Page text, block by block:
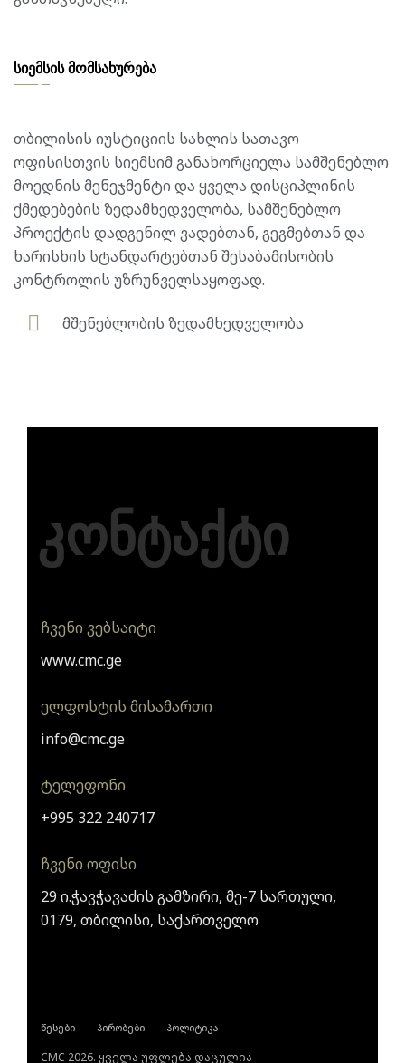
სიემსის მომსახურება
თბილისის იუსტიციის სახლის სათავო
ოფისისთვის სიემსიმ განახორციელა სამშენებლო
მოედნის მენეჯმენტი და ყველა დისციპლინის
ქმედებების ზედამხედველობა, სამშენებლო
პროექტის დადგენილ ვადებთან, გეგმებთან და
ხარისხის სტანდარტებთან შესაბამისობის
კონტროლის უზრუნველსაყოფად.
მშენებლობის ზედამხედველობა
კონტაქტი
ჩვენი ვებსაიტი
www.cmc.ge
ელფოსტის მისამართი
info@cmc.ge
ტელეფონი
+995 322 240717
ჩვენი ოფისი
29 ი.ჭავჭავაძის გამზირი, მე-7 სართული,
0179, თბილისი, საქართველო
წესები პირობები პოლიტიკა
CMC 2026. ყველა უფლება დაცულია